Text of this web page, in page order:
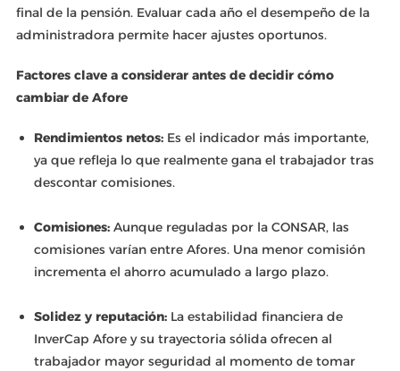
final de la pensión. Evaluar cada año el desempeño de la
administradora permite hacer ajustes oportunos.
Factores clave a considerar antes de decidir cómo
cambiar de Afore
Rendimientos netos:Es el indicador más importante,
ya que refleja lo que realmente gana el trabajador tras
descontar comisiones.
Comisiones:Aunque reguladas por la CONSAR, las
comisiones varían entre Afores. Una menor comisión
incrementa el ahorro acumulado a largo plazo.
Solidez y reputación:La estabilidad financiera de
InverCap Afore y su trayectoria sólida ofrecen al
trabajador mayor seguridad al momento de tomar